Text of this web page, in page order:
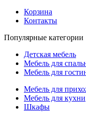
Корзина
Контакты
Популярные категории
Детская мебель
Мебель для
Мебель для
Мебель для
Мебель для кухни
Шкафы